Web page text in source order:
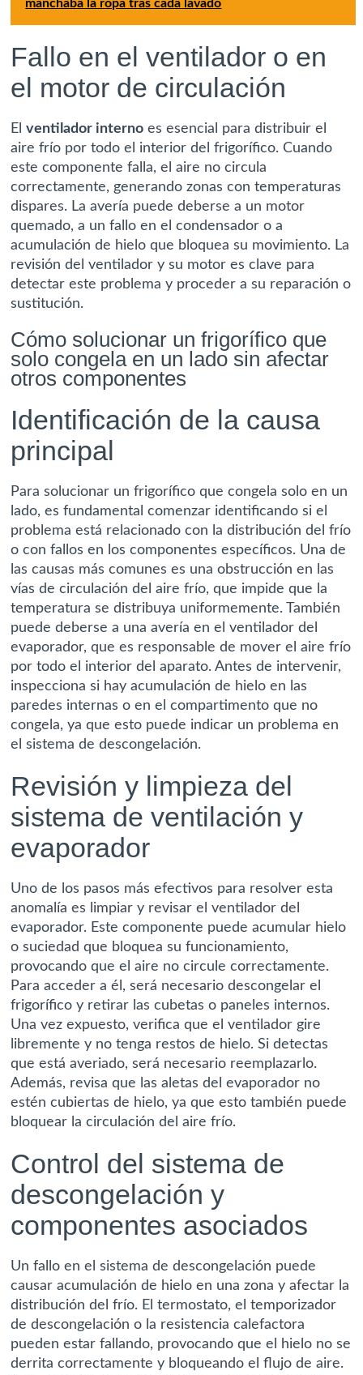
manchaba la ropa tras cada lavado
Fallo en el ventilador o en
el motor de circulación
Elventilador interno es esencial para distribuir el
aire frío por todo el interior del frigorífico. Cuando
este componente falla, el aire no circula
correctamente, generando zonas con temperaturas
dispares. La avería puede deberse a un motor
quemado, a un fallo en el condensador o a
acumulación de hielo que bloquea su movimiento. La
revisión del ventilador y su motor es clave para
detectar este problema y proceder a su reparación o
sustitución.
Cómo solucionar un frigorífico que
solo congela en un lado sin afectar
otros componentes
Identificación de la causa
principal
Para solucionar un frigorífico que congela solo en un
lado, es fundamental comenzar identificando si el
problema está relacionado con la distribución del frío
o con fallos en los componentes específicos. Una de
las causas más comunes es una obstrucción en las
vías de circulación del aire frío, que impide que la
temperatura se distribuya uniformemente. También
puede deberse a una avería en el ventilador del
evaporador, que es responsable de mover el aire frío
por todo el interior del aparato. Antes de intervenir,
inspecciona si hay acumulación de hielo en las
paredes internas o en el compartimento que no
congela, ya que esto puede indicar un problema en
el sistema de descongelación.
Revisión y limpieza del
sistema de ventilación y
evaporador
Uno de los pasos más efectivos para resolver esta
anomalía es
limpiar y revisar el ventilador del
evaporador. Este componente puede acumular hielo
o suciedad que bloquea su funcionamiento,
provocando que el aire no circule correctamente.
Para acceder a él, será necesario descongelar el
frigorífico y retirar las cubetas o paneles internos.
Una vez expuesto, verifica que el ventilador gire
libremente y no tenga restos de hielo. Si detectas
que está averiado, será necesario reemplazarlo.
Además, revisa que las aletas del evaporador no
estén cubiertas de hielo, ya que esto también puede
bloquear la circulación del aire frío.
Control del sistema de
descongelación y
componentes asociados
Un fallo en el sistema de descongelación puede
causar acumulación de hielo en una zona y afectar la
distribución del frío. El termostato, el temporizador
de descongelación o la resistencia calefactora
pueden estar fallando, provocando que el hielo no se
derrita correctamente y bloqueando el flujo de aire.